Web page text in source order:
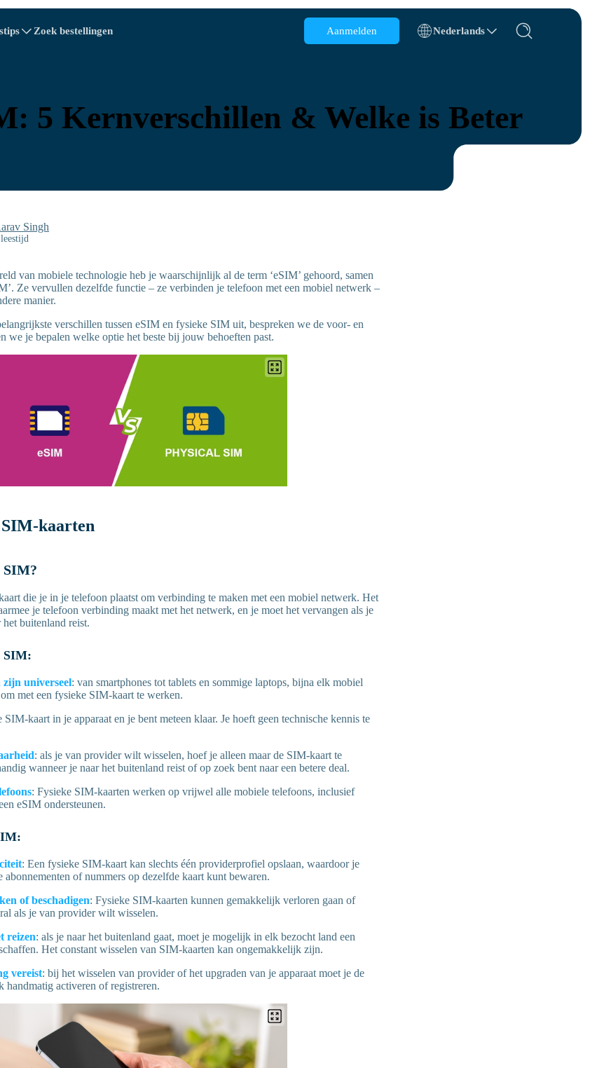
Zoek bestellingen Aanmelden Nederlands
Cambodja Canada Chili China
Denemarken
Explore All Bestemmings
5 Kernverschillen & Welke is Beter
Singh
van mobiele technologie heb je waarschijnlijk al de term ‘eSIM’ gehoord, samen
Ze vervullen dezelfde functie – ze verbinden je telefoon met een mobiel netwerk –
manier.
verschillen tussen eSIM en fysieke SIM uit, bespreken we de voor- en
we je bepalen welke optie het beste bij jouw behoeften past.
kaarten
SIM?
die je in je telefoon plaatst om verbinding te maken met een mobiel netwerk. Het
je telefoon verbinding maakt met het netwerk, en je moet het vervangen als je
buitenland reist.
SIM:
universeel: van smartphones tot tablets en sommige laptops, bijna elk mobiel
met een fysieke SIM-kaart te werken.
SIM-kaart in je apparaat en je bent meteen klaar. Je hoeft geen technische kennis te
: als je van provider wilt wisselen, hoef je alleen maar de SIM-kaart te
wanneer je naar het buitenland reist of op zoek bent naar een betere deal.
: Fysieke SIM-kaarten werken op vrijwel alle mobiele telefoons, inclusief
eSIM ondersteunen.
: Een fysieke SIM-kaart kan slechts één providerprofiel opslaan, waardoor je
abonnementen of nummers op dezelfde kaart kunt bewaren.
of beschadigen: Fysieke SIM-kaarten kunnen gemakkelijk verloren gaan of
als je van provider wilt wisselen.
reizen: als je naar het buitenland gaat, moet je mogelijk in elk bezocht land een
Het constant wisselen van SIM-kaarten kan ongemakkelijk zijn.
vereist: bij het wisselen van provider of het upgraden van je apparaat moet je de
handmatig activeren of registreren.